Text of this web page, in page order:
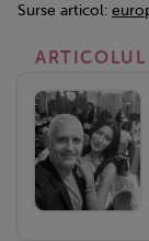
Surse articol: